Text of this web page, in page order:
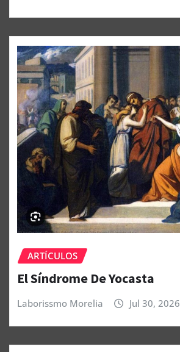
ARTÍCULOS
El Síndrome De Yocasta
Laborissmo Morelia Jul 30, 2026